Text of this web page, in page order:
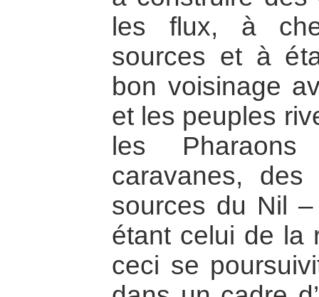
les flux, à
sources et à
bon voisinage
et les peuples
les
caravanes,
sources du Nil
étant celui de la
ceci se